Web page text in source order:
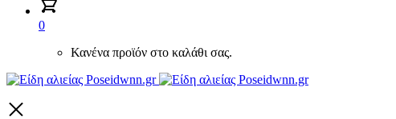
0
Κανένα προϊόν στο καλάθι σας.
Είδη
Poseidwnn.gr